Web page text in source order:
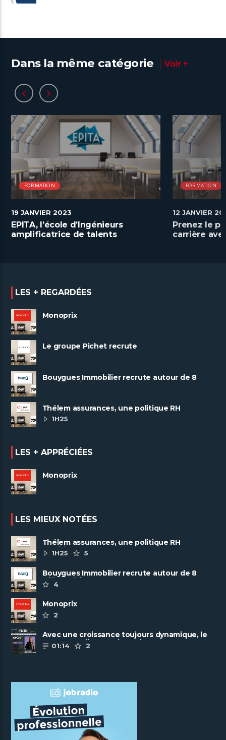
Dans la même catégorie Voir +
FORMATION
19 JANVIER 2023
EPITA, l’école d’Ingénieurs
amplificatrice de talents
FORMATION
12 JANVIER
Prenez le
carrière
LES + REGARDÉES
Monoprix
Le groupe Pichet recrute
Bouygues Immobilier recrute autour de 8
pôles métiers
Thélem assurances, une politique RH
ambitieuse
1H25
LES + APPRÉCIÉES
Monoprix
LES MIEUX NOTÉES
Thélem assurances, une politique RH
ambitieuse
1H25 5
Bouygues Immobilier recrute autour de 8
pôles métiers
4
Monoprix
2
Avec une croissance toujours dynamique, le
groupe Scalian continue de ......
01:14 2